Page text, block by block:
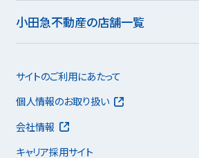
小田急不動産の店舗一覧
サイトのご利用にあたって
個人情報のお取り扱い
会社情報
キャリア採用サイト